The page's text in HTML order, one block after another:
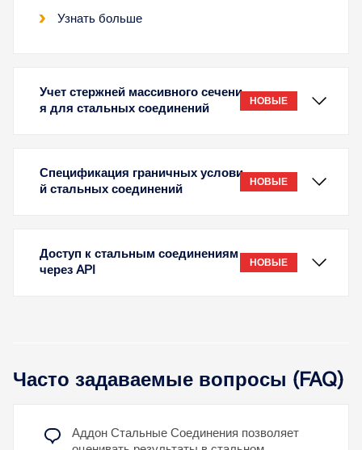
Узнать больше
Учет стержней массивного сечени
я для стальных соединений
НОВЫЕ
также включать стержни со сплошным сечением
(например, круглую сталь). Нагрузки от этих
Расчёт стальных конструкций.
Спецификация граничных услови
й стальных соединений
НОВЫЕ
В аддоне Стальные соединения можно защемить
Доступ к стальным соединениям
через API
НОВЫЕ
Часто задаваемые вопросы (FAQ)
Аддон Стальные Соединения позволяет